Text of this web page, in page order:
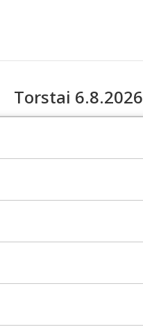
Torstai 6.8.2026